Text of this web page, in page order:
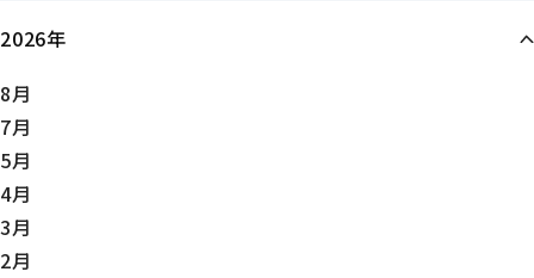
2026年
8月
7月
5月
4月
3月
2月